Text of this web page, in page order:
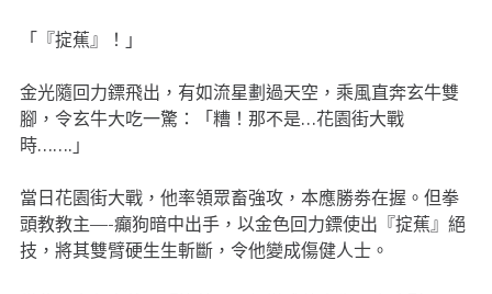
「『掟蕉』！」
金光隨回力鏢飛出，有如流星劃過天空，乘風直奔玄牛雙
腳，令玄牛大吃一驚：「糟！那不是…花園街大戰
時…….」
當日花園街大戰，他率領眾畜強攻，本應勝劵在握。但拳
頭教教主—-癲狗暗中出手，以金色回力鏢使出『掟蕉』絕
技，將其雙臂硬生生斬斷，令他變成傷健人士。